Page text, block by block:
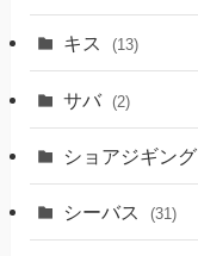
キス (13)
サバ (2)
ショアジギング
シーバス (31)